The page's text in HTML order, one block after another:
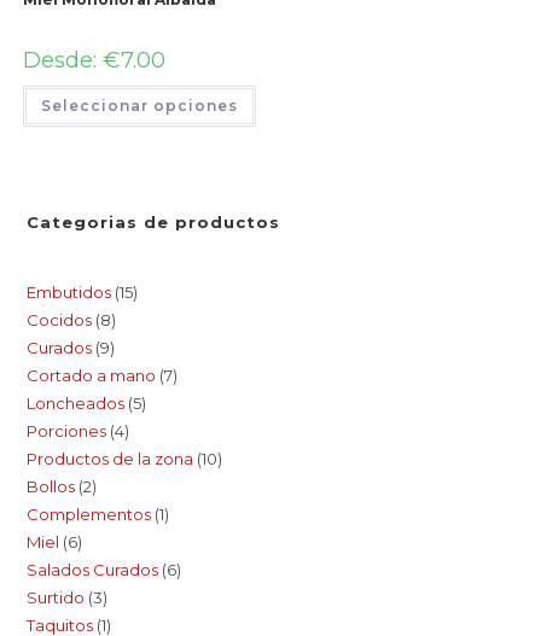
Desde: €7.00
Seleccionar opciones
Categorias de productos
Embutidos 15
Cocidos 8
Curados 9
Cortado a mano 7
Loncheados 5
Porciones 4
Productos de la zona 10
Bollos 2
Complementos 1
Miel 6
Salados Curados 6
Surtido 3
Taquitos 1